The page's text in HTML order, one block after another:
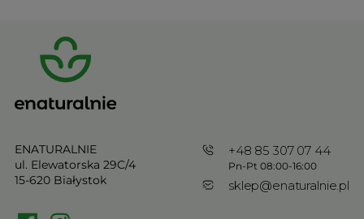
ENATURALNIE
ul. Elewatorska 29C/4
15-620 Białystok
+48 85 307 07 44
Pn-Pt 08:00-16:00
sklep@enaturalnie.pl